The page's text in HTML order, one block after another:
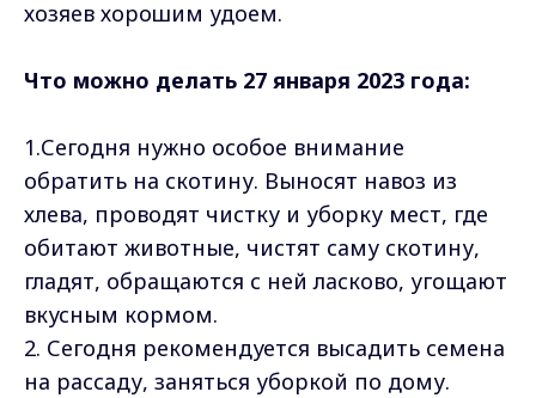
хозяев хорошим удоем.
Что можно делать 27 января 2023 года:
1.Сегодня нужно особое внимание
обратить на скотину. Выносят навоз из
хлева, проводят чистку и уборку мест, где
обитают животные, чистят саму скотину,
гладят, обращаются с ней ласково, угощают
вкусным кормом.
2. Сегодня рекомендуется высадить семена
на рассаду, заняться уборкой по дому.